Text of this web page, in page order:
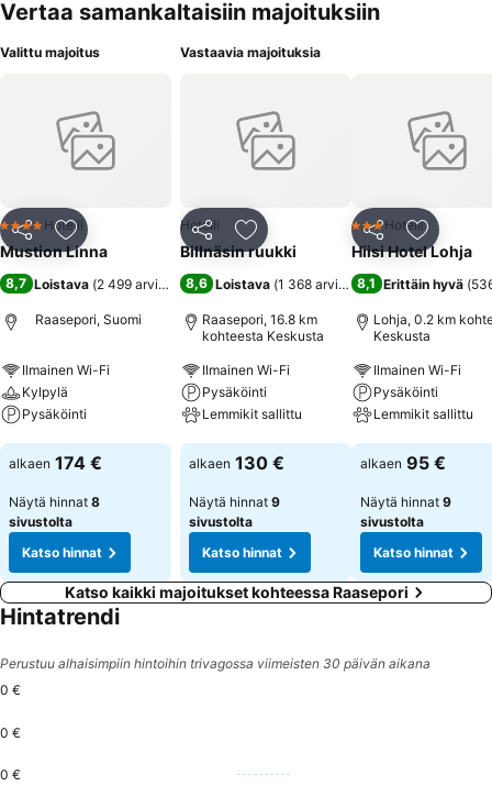
Vertaa samankaltaisiin majoituksiin
Valittu majoitus
Jaa Lisää suosikkeihin
4 Tähtiluokitus
Hotelli
Mustion Linna
8,7 Loistava (2 499 arviota )
Raasepori, Suomi
Ilmainen Wi-Fi
Kylpylä
Pysäköinti
Katso hinnat
alkaen 174 €
Näytä hinnat 8
sivustolta
Katso hinnat
Vastaavia majoituksia
Jaa Lisää suosikkeihin
Hotelli
Billnäsin ruukki
8,6 Loistava (1 368 arviota)
Raasepori, 16.8 km
kohteesta Keskusta
Ilmainen Wi-Fi
Pysäköinti
Lemmikit sallittu
Katso hinnat
alkaen 130 €
Näytä hinnat 9
sivustolta
Katso hinnat
Jaa Lisää
3 Tähtiluokitus
Hotelli
Hiisi Hotel Lohja
8,1 Erittäin hyvä (
Lohja, 0.2 km
Keskusta
Ilmainen Wi-Fi
Pysäköinti
Lemmikit sallittu
Katso hinnat
alkaen 95 €
Näytä hinnat 9
sivustolta
Katso hinnat
Katso kaikki majoitukset kohteessa Raasepori
Hintatrendi
Perustuu alhaisimpiin hintoihin trivagossa viimeisten 30 päivän aikana
0 €
0 €
0 €